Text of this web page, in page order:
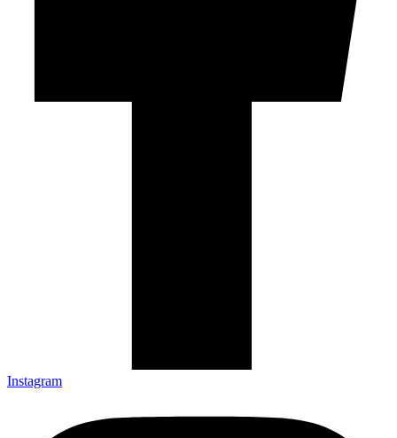
Instagram